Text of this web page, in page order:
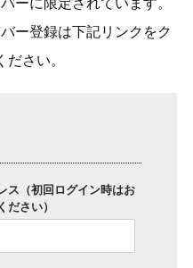
ー登録は下記リンクをク
ださい。
ス（初回ログイン時はお
さい）